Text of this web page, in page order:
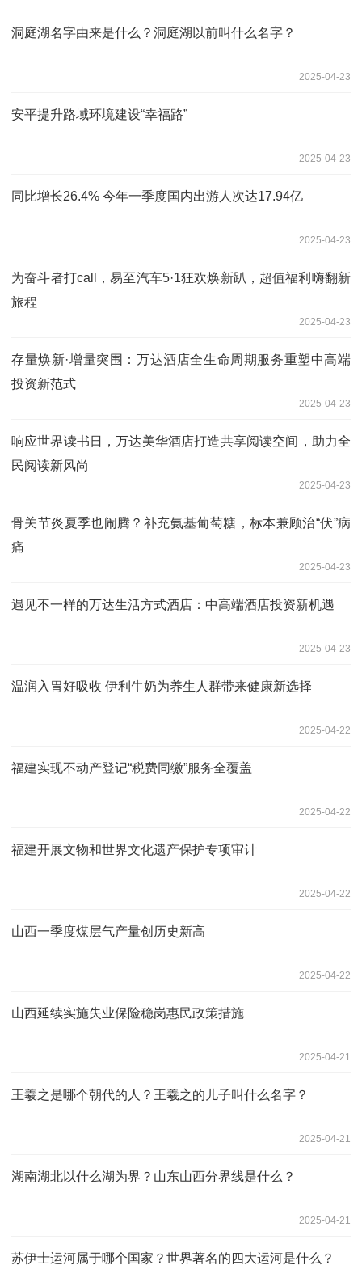
洞庭湖名字由来是什么？洞庭湖以前叫什么名字？
2025-04-23
安平提升路域环境建设“幸福路”
2025-04-23
同比增长26.4% 今年一季度国内出游人次达17.94亿
2025-04-23
为奋斗者打call，易至汽车5·1狂欢焕新趴，超值福利嗨翻新
旅程
2025-04-23
存量焕新·增量突围：万达酒店全生命周期服务重塑中高端
投资新范式
2025-04-23
响应世界读书日，万达美华酒店打造共享阅读空间，助力全
民阅读新风尚
2025-04-23
骨关节炎夏季也闹腾？补充氨基葡萄糖，标本兼顾治“伏”病
痛
2025-04-23
遇见不一样的万达生活方式酒店：中高端酒店投资新机遇
2025-04-23
温润入胃好吸收 伊利牛奶为养生人群带来健康新选择
2025-04-22
福建实现不动产登记“税费同缴”服务全覆盖
2025-04-22
福建开展文物和世界文化遗产保护专项审计
2025-04-22
山西一季度煤层气产量创历史新高
2025-04-22
山西延续实施失业保险稳岗惠民政策措施
2025-04-21
王羲之是哪个朝代的人？王羲之的儿子叫什么名字？
2025-04-21
湖南湖北以什么湖为界？山东山西分界线是什么？
2025-04-21
苏伊士运河属于哪个国家？世界著名的四大运河是什么？